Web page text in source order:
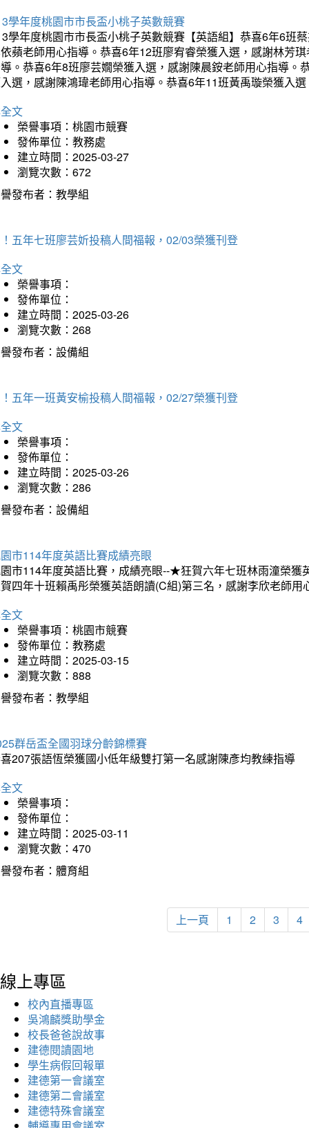
學年度桃園市市長盃小桃子英數競賽
學年度桃園市市長盃小桃子英數競賽【英語組】恭喜6年6班
蘋老師用心指導。恭喜6年12班廖宥睿榮獲入選，感謝林芳
。恭喜6年8班廖芸嫺榮獲入選，感謝陳晨銨老師用心指導
選，感謝陳鴻瑋老師用心指導。恭喜6年11班黃禹璇榮獲入
文
榮譽事項：桃園市競賽
發佈單位：教務處
建立時間：2025-03-27
瀏覽次數：672
發布者：教學組
五年七班廖芸妡投稿人間福報，02/03榮獲刊登
文
榮譽事項：
發佈單位：
建立時間：2025-03-26
瀏覽次數：268
發布者：設備組
五年一班黃安榆投稿人間福報，02/27榮獲刊登
文
榮譽事項：
發佈單位：
建立時間：2025-03-26
瀏覽次數：286
發布者：設備組
市114年度英語比賽成績亮眼
市114年度英語比賽，成績亮眼--★狂賀六年七班林雨潼榮
四年十班賴禹彤榮獲英語朗讀(C組)第三名，感謝李欣老師
文
榮譽事項：桃園市競賽
發佈單位：教務處
建立時間：2025-03-15
瀏覽次數：888
發布者：教學組
群岳盃全國羽球分齡錦標賽
207張語恆榮獲國小低年級雙打第一名感謝陳彥均教練指導
文
榮譽事項：
發佈單位：
建立時間：2025-03-11
瀏覽次數：470
發布者：體育組
上一頁 1 2 3 4
線上專區
校內直播專區
吳鴻麟獎助學金
校長爸爸說故事
建德閱讀園地
學生病假回報單
建德第一會議室
建德第二會議室
建德特殊會議室